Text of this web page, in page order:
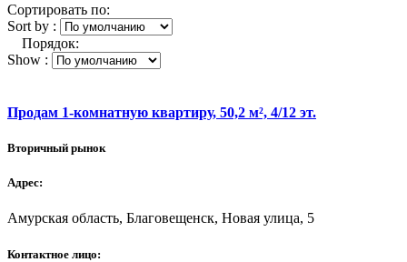
Сортировать по:
Sort by :
Порядок:
Show :
Продам 1-комнатную квартиру, 50,2 м², 4/12 эт.
Вторичный рынок
Адрес:
Амурская область, Благовещенск, Новая улица, 5
Контактное лицо: